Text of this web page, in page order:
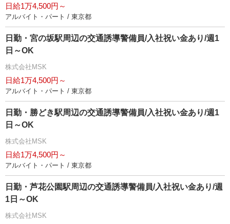
日給1万4,500円～
アルバイト・パート / 東京都
日勤・宮の坂駅周辺の交通誘導警備員/入社祝い金あり/週1
日～OK
株式会社MSK
日給1万4,500円～
アルバイト・パート / 東京都
日勤・勝どき駅周辺の交通誘導警備員/入社祝い金あり/週1
日～OK
株式会社MSK
日給1万4,500円～
アルバイト・パート / 東京都
日勤・芦花公園駅周辺の交通誘導警備員/入社祝い金あり/週
1日～OK
株式会社MSK